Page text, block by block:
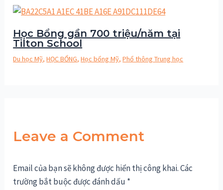
Học Bổng gần 700 triệu/năm tại
Tilton School
Du học Mỹ,HỌC BỔNG,Học bổng Mỹ,Phổ thông Trung học
Leave a Comment
Email của bạn sẽ không được hiển thị công khai.Các
trường bắt buộc được đánh dấu *